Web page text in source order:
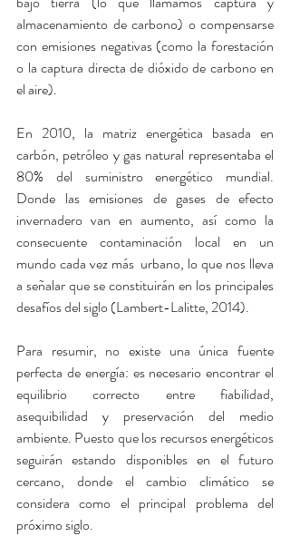
almacenamiento de carbono) o compensarse
con emisiones negativas (como la forestación
o la captura directa de dióxido de carbono en
el aire).
En 2010, la matriz energética basada en
carbón, petróleo y gas natural representaba el
80% del suministro energético mundial.
Donde las emisiones de gases de efecto
invernadero van en aumento, así como la
consecuente contaminación local en un
mundo cada vez más  urbano, lo que nos lleva
a señalar que se constituirán en los principales
desafíos del siglo (Lambert-Lalitte, 2014).
Para resumir, no existe una única fuente
perfecta de energía: es necesario encontrar el
equilibrio correcto entre fiabilidad,
asequibilidad y preservación del medio
ambiente. Puesto que los recursos energéticos
seguirán estando disponibles en el futuro
cercano, donde el cambio climático se
considera como el principal problema del
próximo siglo.